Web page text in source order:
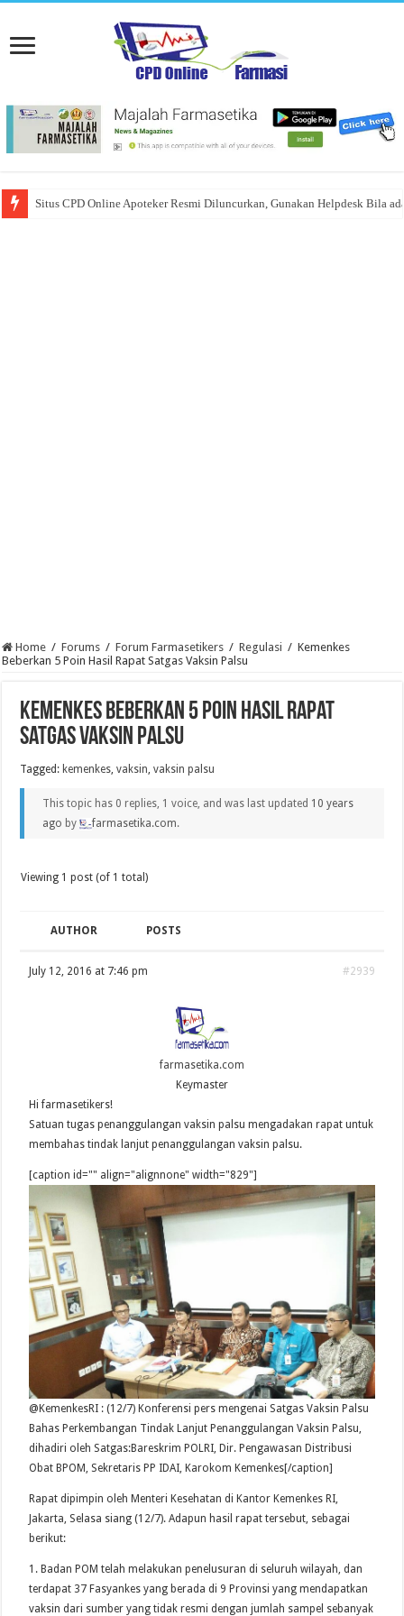
Situs CPD Online Apoteker Resmi Diluncurkan, Gunakan Helpdesk Bila
Home / Forums / Forum Farmasetikers / Regulasi / Kemenkes
Beberkan 5 Poin Hasil Rapat Satgas Vaksin Palsu
Kemenkes Beberkan 5 Poin Hasil Rapat
Satgas Vaksin Palsu
Tagged: kemenkes,vaksin,vaksin palsu
This topic has 0 replies, 1 voice, and was last updated 10 years
ago by farmasetika.com.
Viewing 1 post (of 1 total)
AUTHOR POSTS
July 12, 2016 at 7:46 pm #2939
farmasetika.com
Keymaster
Hi farmasetikers!
Satuan tugas penanggulangan vaksin palsu mengadakan rapat untuk
membahas tindak lanjut penanggulangan vaksin palsu.
[caption id="" align="alignnone" width="829"]
@KemenkesRI : (12/7) Konferensi pers mengenai Satgas Vaksin Palsu
Bahas Perkembangan Tindak Lanjut Penanggulangan Vaksin Palsu,
dihadiri oleh Satgas:Bareskrim POLRI, Dir. Pengawasan Distribusi
Obat BPOM, Sekretaris PP IDAI, Karokom Kemenkes[/caption]
Rapat dipimpin oleh Menteri Kesehatan di Kantor Kemenkes RI,
Jakarta, Selasa siang (12/7). Adapun hasil rapat tersebut, sebagai
berikut:
1. Badan POM telah melakukan penelusuran di seluruh wilayah, dan
terdapat 37 Fasyankes yang berada di 9 Provinsi yang mendapatkan
vaksin dari sumber yang tidak resmi dengan jumlah sampel sebanyak